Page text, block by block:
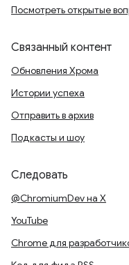
Посмотреть открытые
Связанный контент
Обновления Хрома
Истории успеха
Отправить в архив
Подкасты и шоу
Следовать
@ChromiumDev на X
YouTube
Chrome для